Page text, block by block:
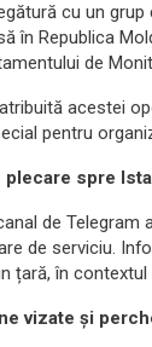
cu un
în Republica
de
acestei
pentru
plecare spre
de Telegram
de serviciu.
țară, în
vizate și